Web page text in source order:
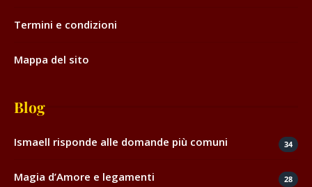
Termini e condizioni
Mappa del sito
Blog
Ismaell risponde alle domande più comuni 34
Magia d’Amore e legamenti 28